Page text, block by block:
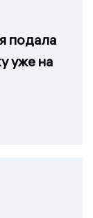
подала
уже на